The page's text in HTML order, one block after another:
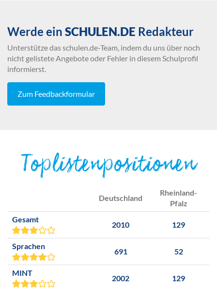
Werde ein SCHULEN.DE Redakteur
Unterstütze das schulen.de-Team, indem du uns über noch
nicht gelistete Angebote oder Fehler in diesem Schulprofil
informierst.
Zum Feedbackformular
Toplistenpositionen
Deutschland
Rheinland-
Pfalz
Gesamt
2010 129
Sprachen
691 52
MINT
2002 129